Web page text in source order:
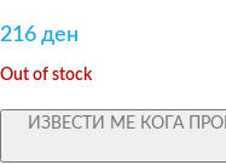
216 ден
Out of stock
ИЗВЕСТИ МЕ КОГА